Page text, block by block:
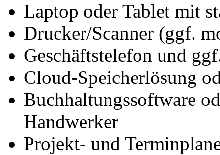
Laptop oder Tablet mit
Drucker/Scanner (ggf.
Geschäftstelefon und
Cloud-Speicherlösung
Buchhaltungssoftware
Handwerker
Projekt- und